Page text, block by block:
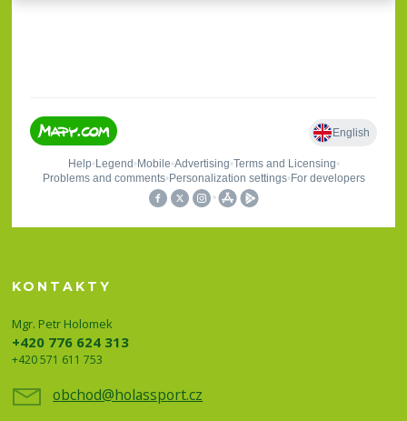
KONTAKTY
Mgr. Petr Holomek
+420 776 624 313
+420 571 611 753
obchod@holassport.cz